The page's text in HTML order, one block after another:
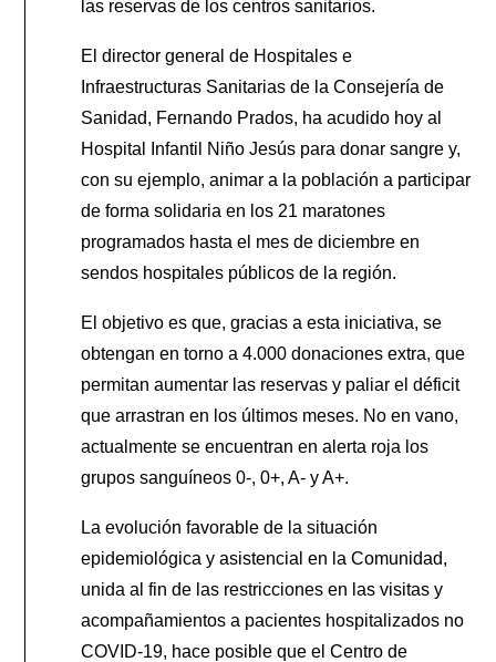
las reservas de los centros sanitarios.
El director general de Hospitales e
Infraestructuras Sanitarias de la Consejería de
Sanidad, Fernando Prados, ha acudido hoy al
Hospital Infantil Niño Jesús para donar sangre y,
con su ejemplo, animar a la población a participar
de forma solidaria en los 21 maratones
programados hasta el mes de diciembre en
sendos hospitales públicos de la región.
El objetivo es que, gracias a esta iniciativa, se
obtengan en torno a 4.000 donaciones extra, que
permitan aumentar las reservas y paliar el déficit
que arrastran en los últimos meses. No en vano,
actualmente se encuentran en alerta roja los
grupos sanguíneos 0-, 0+, A- y A+.
La evolución favorable de la situación
epidemiológica y asistencial en la Comunidad,
unida al fin de las restricciones en las visitas y
acompañamientos a pacientes hospitalizados no
COVID-19, hace posible que el Centro de